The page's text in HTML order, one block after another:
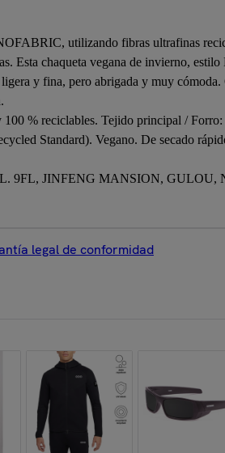
utilizando fibras ultrafinas
Esta chaqueta vegana de invierno,
y fina, pero abrigada y muy
% reciclables. Tejido principal /
Standard). Vegano. De secado
9FL, JINFENG MANSION, GULOU,
legal de conformidad